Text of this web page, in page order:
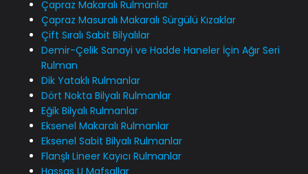
Çapraz Makaralı Rulmanlar
Çapraz Masuralı Makaralı Sürgülü Kızaklar
Çift Sıralı Sabit Bilyalılar
Demir-Çelik Sanayi ve Hadde Haneler İçin Ağır Seri
Rulman
Dik Yataklı Rulmanlar
Dört Nokta Bilyalı Rulmanlar
Eğik Bilyalı Rulmanlar
Eksenel Makaralı Rulmanlar
Eksenel Sabit Bilyalı Rulmanlar
Flanşlı Lineer Kayıcı Rulmanlar
Hassas U Mafsallar